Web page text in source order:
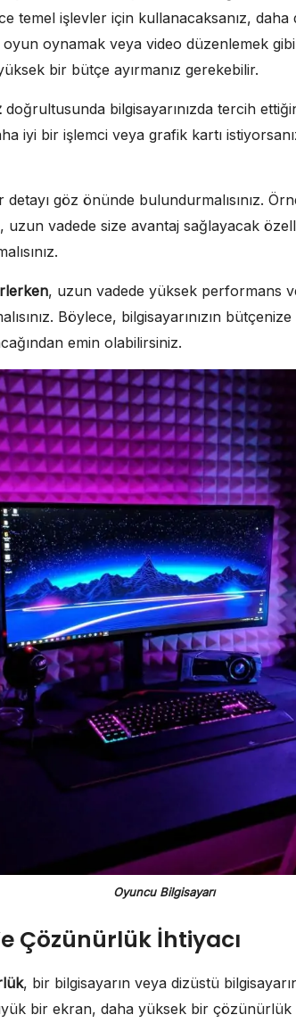
temel işlevler için kullanacaksanız,
oynamak veya video düzenlemek
bir bütçe ayırmanız gerekebilir.
doğrultusunda bilgisayarınızda tercih
iyi bir işlemci veya grafik kartı
detayı göz önünde bulundurmalısınız.
uzun vadede size avantaj sağlayacak
, uzun vadede yüksek performans
Böylece, bilgisayarınızın bütçenize
emin olabilirsiniz.
Oyuncu Bilgisayarı
Çözünürlük İhtiyacı
, bir bilgisayarın veya dizüstü
bir ekran, daha yüksek bir çözünürlük